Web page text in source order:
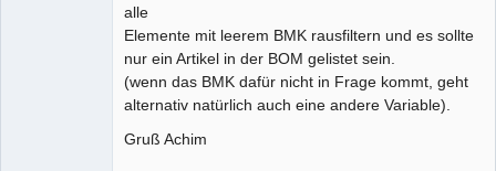
alle
Elemente mit leerem BMK rausfiltern und es sollte
nur ein Artikel in der BOM gelistet sein.
(wenn das BMK dafür nicht in Frage kommt, geht
alternativ natürlich auch eine andere Variable).
Gruß Achim